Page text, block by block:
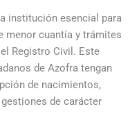
institución esencial para
menor cuantía y trámites
Registro Civil. Este
de Azofra tengan
de nacimientos,
de carácter